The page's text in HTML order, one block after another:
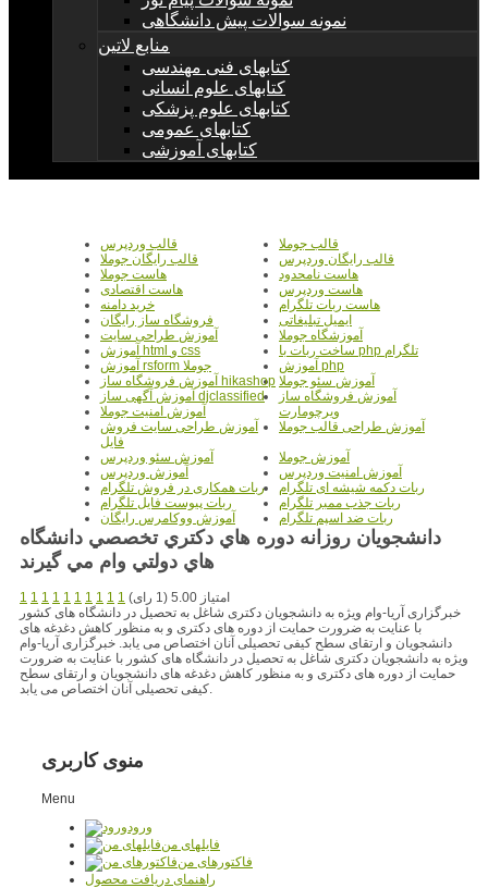
نمونه سوالات پیش دانشگاهی
منابع لاتین
کتابهای فنی مهندسی
کتابهای علوم انسانی
کتابهای علوم پزشکی
کتابهای عمومی
کتابهای آموزشی
قالب جوملا
قالب وردپرس
قالب رایگان وردپرس
قالب رایگان جوملا
هاست نامحدود
هاست جوملا
هاست وردپرس
هاست اقتصادی
هاست ربات تلگرام
خرید دامنه
ایمیل تبلیغاتی
فروشگاه ساز رایگان
آموزشگاه جوملا
آموزش طراحی سایت
ساخت ربات با php تلگرام
آموزش html و css
آموزش php
آموزش rsform جوملا
آموزش سئو جوملا آموزش فروشگاه ساز hikashop
آموزش فروشگاه ساز
ویرچومارت
آموزش آگهی ساز djclassified
آموزش امنیت جوملا
آموزش طراحی قالب جوملا
آموزش طراحی سایت فروش
فایل
آموزش جوملا
آموزش سئو وردپرس
آموزش امنیت وردپرس
آموزش وردپرس
ربات دکمه شیشه ای تلگرام
ربات همکاری در فروش تلگرام
ربات جذب ممبر تلگرام
ربات پیوست فایل تلگرام
ربات ضد اسپم تلگرام
آموزش ووکامرس رایگان
دانشجويان روزانه دوره هاي دكتري تخصصي دانشگاه
هاي دولتي وام مي گيرند
1 1 1 1 1 1 1 1 1 1
امتیاز 5.00 (1 رای)
خبرگزاری آریا-وام ویژه به دانشجویان دکتری شاغل به تحصیل در دانشگاه های کشور
با عنایت به ضرورت حمایت از دوره های دکتری و به منظور کاهش دغدغه های
دانشجویان و ارتقای سطح کیفی تحصیلی آنان اختصاص می یابد. خبرگزاری آریا-وام
ویژه به دانشجویان دکتری شاغل به تحصیل در دانشگاه های کشور با عنایت به ضرورت
حمایت از دوره های دکتری و به منظور کاهش دغدغه های دانشجویان و ارتقای سطح
کیفی تحصیلی آنان اختصاص می یابد.
منوی کاربری
Menu
ورود
فایلهای من
فاکتورهای من
راهنمای دریافت محصول